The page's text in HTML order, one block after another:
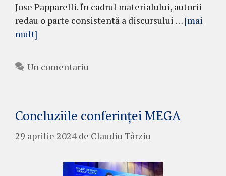
Jose Papparelli. În cadrul materialului, autorii
redau o parte consistentă a discursului … [mai
mult]
Un comentariu
Concluziile conferinței MEGA
29 aprilie 2024 de Claudiu Târziu